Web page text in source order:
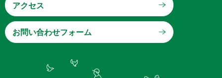
アクセス